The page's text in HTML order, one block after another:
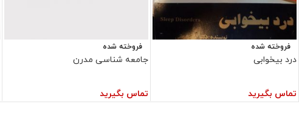
فروخته شده
درد بیخوابی
تماس بگیرید
فروخته شده
جامعه شناسی مدرن
تماس بگیرید